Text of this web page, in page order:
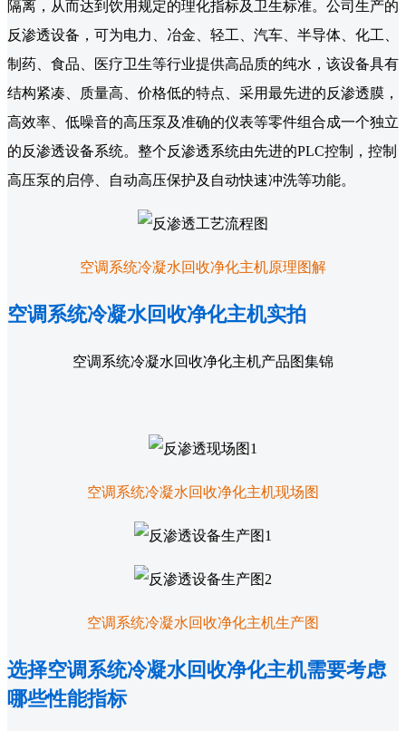
隔离，从而达到饮用规定的理化指标及卫生标准。公司生产的
反渗透设备，可为电力、冶金、轻工、汽车、半导体、化工、
制药、食品、医疗卫生等行业提供高品质的纯水，该设备具有
结构紧凑、质量高、价格低的特点、采用最先进的反渗透膜，
高效率、低噪音的高压泵及准确的仪表等零件组合成一个独立
的反渗透设备系统。整个反渗透系统由先进的PLC控制，控制
高压泵的启停、自动高压保护及自动快速冲洗等功能。
空调系统冷凝水回收净化主机原理图解
空调系统冷凝水回收净化主机实拍
空调系统冷凝水回收净化主机产品图集锦
空调系统冷凝水回收净化主机现场图
空调系统冷凝水回收净化主机生产图
选择空调系统冷凝水回收净化主机需要考虑
哪些性能指标